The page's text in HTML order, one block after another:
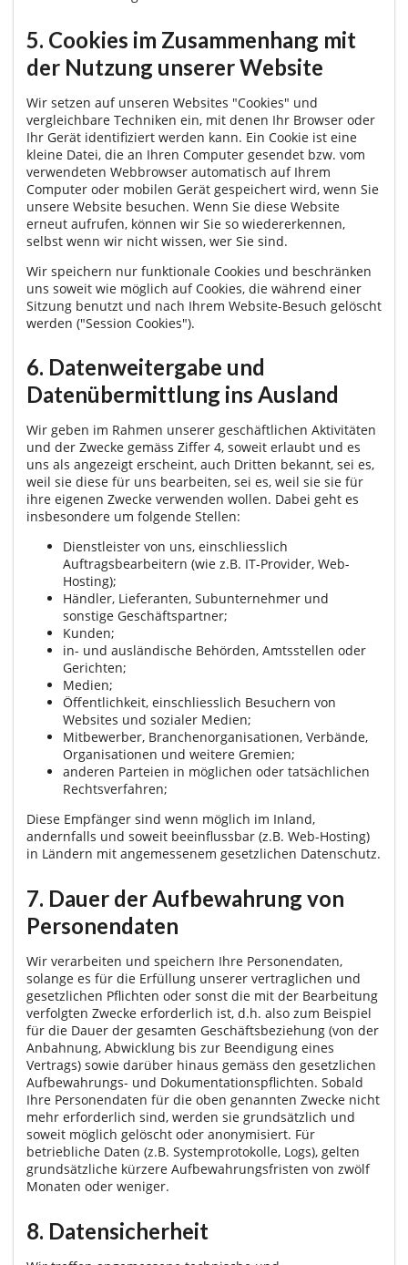
5. Cookies im Zusammenhang mit
der Nutzung unserer Website
Wir setzen auf unseren Websites "Cookies" und
vergleichbare Techniken ein, mit denen Ihr Browser oder
Ihr Gerät identifiziert werden kann. Ein Cookie ist eine
kleine Datei, die an Ihren Computer gesendet bzw. vom
verwendeten Webbrowser automatisch auf Ihrem
Computer oder mobilen Gerät gespeichert wird, wenn Sie
unsere Website besuchen. Wenn Sie diese Website
erneut aufrufen, können wir Sie so wiedererkennen,
selbst wenn wir nicht wissen, wer Sie sind.
Wir speichern nur funktionale Cookies und beschränken
uns soweit wie möglich auf Cookies, die während einer
Sitzung benutzt und nach Ihrem Website-Besuch gelöscht
werden ("Session Cookies").
6. Datenweitergabe und
Datenübermittlung ins Ausland
Wir geben im Rahmen unserer geschäftlichen Aktivitäten
und der Zwecke gemäss Ziffer 4, soweit erlaubt und es
uns als angezeigt erscheint, auch Dritten bekannt, sei es,
weil sie diese für uns bearbeiten, sei es, weil sie sie für
ihre eigenen Zwecke verwenden wollen. Dabei geht es
insbesondere um folgende Stellen:
Dienstleister von uns, einschliesslich
Auftragsbearbeitern (wie z.B. IT-Provider, Web-
Hosting);
Händler, Lieferanten, Subunternehmer und
sonstige Geschäftspartner;
Kunden;
in- und ausländische Behörden, Amtsstellen oder
Gerichten;
Medien;
Öffentlichkeit, einschliesslich Besuchern von
Websites und sozialer Medien;
Mitbewerber, Branchenorganisationen, Verbände,
Organisationen und weitere Gremien;
anderen Parteien in möglichen oder tatsächlichen
Rechtsverfahren;
Diese Empfänger sind wenn möglich im Inland,
andernfalls und soweit beeinflussbar (z.B. Web-Hosting)
in Ländern mit angemessenem gesetzlichen Datenschutz.
7. Dauer der Aufbewahrung von
Personendaten
Wir verarbeiten und speichern Ihre Personendaten,
solange es für die Erfüllung unserer vertraglichen und
gesetzlichen Pflichten oder sonst die mit der Bearbeitung
verfolgten Zwecke erforderlich ist, d.h. also zum Beispiel
für die Dauer der gesamten Geschäftsbeziehung (von der
Anbahnung, Abwicklung bis zur Beendigung eines
Vertrags) sowie darüber hinaus gemäss den gesetzlichen
Aufbewahrungs- und Dokumentationspflichten. Sobald
Ihre Personendaten für die oben genannten Zwecke nicht
mehr erforderlich sind, werden sie grundsätzlich und
soweit möglich gelöscht oder anonymisiert. Für
betriebliche Daten (z.B. Systemprotokolle, Logs), gelten
grundsätzliche kürzere Aufbewahrungsfristen von zwölf
Monaten oder weniger.
8. Datensicherheit